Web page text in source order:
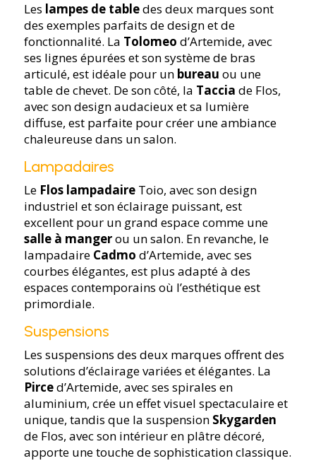
Les lampes de tabledes deux marques sont
des exemples parfaits de design et de
fonctionnalité. La Tolomeo d’Artemide, avec
ses lignes épurées et son système de bras
articulé, est idéale pour un bureau ou une
table de chevet. De son côté, la Taccia de Flos,
avec son design audacieux et sa lumière
diffuse, est parfaite pour créer une ambiance
chaleureuse dans un salon.
Lampadaires
Le Flos lampadaireToio, avec son design
industriel et son éclairage puissant, est
excellent pour un grand espace comme une
salle à mangerou un salon. En revanche, le
lampadaire Cadmo d’Artemide, avec ses
courbes élégantes, est plus adapté à des
espaces contemporains où l’esthétique est
primordiale.
Suspensions
Les suspensions des deux marques offrent des
solutions d’éclairage variées et élégantes. La
Pirced’Artemide, avec ses spirales en
aluminium, crée un effet visuel spectaculaire et
unique, tandis que la suspension Skygarden
de Flos, avec son intérieur en plâtre décoré,
apporte une touche de sophistication classique.